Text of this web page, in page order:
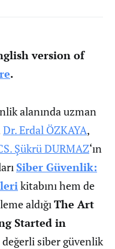
version of
.
alanında uzman
Dr. Erdal ÖZKAYA,
Şükrü DURMAZ‘ın
Siber Güvenlik:
kitabını hem de
aldığıThe Art
Started in
değerli siber güvenlik